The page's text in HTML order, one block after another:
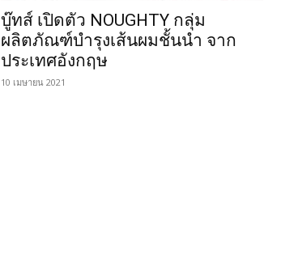
บู๊ทส์ เปิดตัว NOUGHTY กลุ่ม
ผลิตภัณฑ์บำรุงเส้นผมชั้นนำ จาก
ประเทศอังกฤษ
10 เมษายน 2021